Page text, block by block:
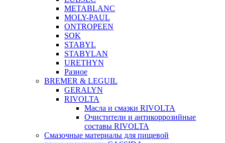
METABLANC
MOLY-PAUL
ONTROPEEN
SOK
STABYL
STABYLAN
URETHYN
Разное
BREMER & LEGUIL
GERALYN
RIVOLTA
Масла и смазки RIVOLTA
Очистители и антикоррозийные
составы RIVOLTA
Смазочные материалы для пищевой